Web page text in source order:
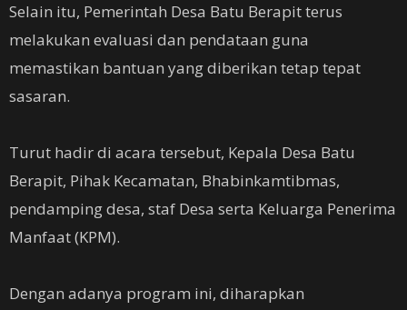
Selain itu, Pemerintah Desa Batu Berapit terus
melakukan evaluasi dan pendataan guna
memastikan bantuan yang diberikan tetap tepat
sasaran.
‎Turut hadir di acara tersebut, Kepala Desa Batu
Berapit, Pihak Kecamatan, Bhabinkamtibmas,
pendamping desa, staf Desa serta Keluarga Penerima
Manfaat (KPM).
‎Dengan adanya program ini, diharapkan